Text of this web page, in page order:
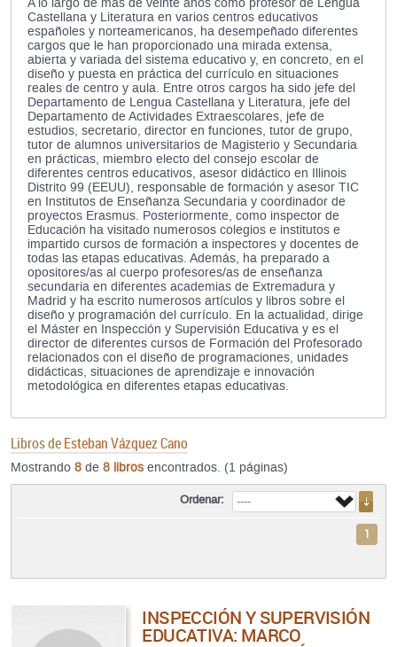
A lo largo de más de veinte años como profesor de Lengua
Castellana y Literatura en varios centros educativos
españoles y norteamericanos, ha desempeñado diferentes
cargos que le han proporcionado una mirada extensa,
abierta y variada del sistema educativo y, en concreto, en el
diseño y puesta en práctica del currículo en situaciones
reales de centro y aula. Entre otros cargos ha sido jefe del
Departamento de Lengua Castellana y Literatura, jefe del
Departamento de Actividades Extraescolares, jefe de
estudios, secretario, director en funciones, tutor de grupo,
tutor de alumnos universitarios de Magisterio y Secundaria
en prácticas, miembro electo del consejo escolar de
diferentes centros educativos, asesor didáctico en Illinois
Distrito 99 (EEUU), responsable de formación y asesor TIC
en Institutos de Enseñanza Secundaria y coordinador de
proyectos Erasmus. Posteriormente, como inspector de
Educación ha visitado numerosos colegios e institutos e
impartido cursos de formación a inspectores y docentes de
todas las etapas educativas. Además, ha preparado a
opositores/as al cuerpo profesores/as de enseñanza
secundaria en diferentes academias de Extremadura y
Madrid y ha escrito numerosos artículos y libros sobre el
diseño y programación del currículo. En la actualidad, dirige
el Máster en Inspección y Supervisión Educativa y es el
director de diferentes cursos de Formación del Profesorado
relacionados con el diseño de programaciones, unidades
didácticas, situaciones de aprendizaje e innovación
metodológica en diferentes etapas educativas.
Libros deEsteban Vázquez Cano
Mostrando 8 de 8 libros encontrados. (1 páginas)
Ordenar:
1
INSPECCIÓN Y SUPERVISIÓN
EDUCATIVA: MARCO